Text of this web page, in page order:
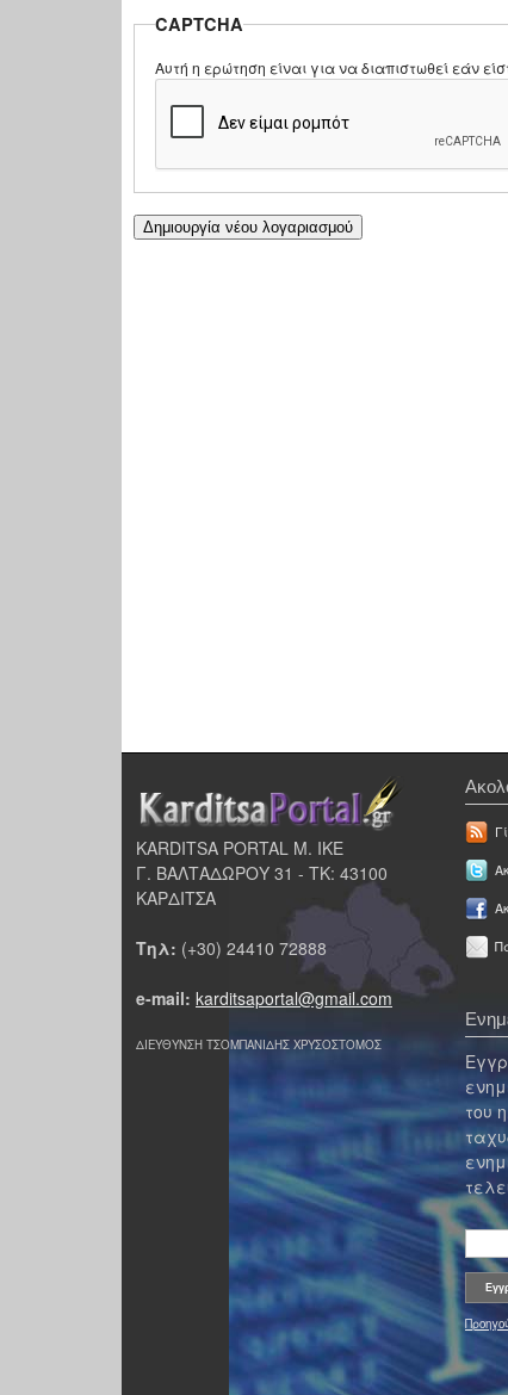
CAPTCHA
Αυτή η ερώτηση είναι για να διαπιστωθεί εάν
KARDITSA PORTAL Μ. ΙΚΕ
Γ. ΒΑΛΤΑΔΩΡΟΥ 31 - ΤΚ: 43100
ΚΑΡΔΙΤΣΑ
Τηλ: (+30) 24410 72888
e-mail: karditsaportal@gmail.com
ΔΙΕΥΘΥΝΣΗ ΤΣΟΜΠΑΝΙΔΗΣ ΧΡΥΣΟΣΤΟΜΟΣ
του